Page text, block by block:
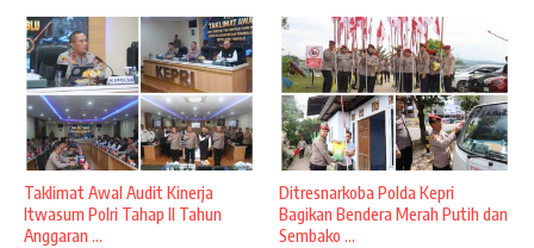
Taklimat Awal Audit Kinerja
Itwasum Polri Tahap II Tahun
Anggaran ...
Ditresnarkoba Polda Kepri
Bagikan Bendera Merah Putih dan
Sembako ...